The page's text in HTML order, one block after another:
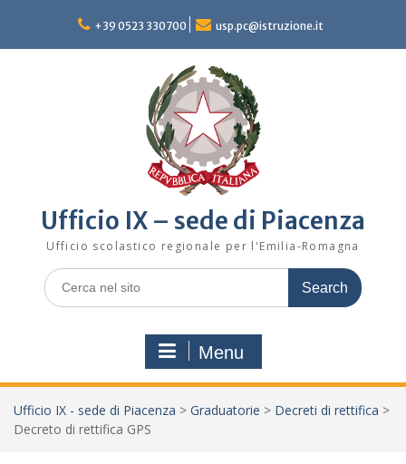
content
+39 0523 330700 usp.pc@istruzione.it
Ufficio IX – sede di Piacenza
Ufficio scolastico regionale per l'Emilia-Romagna
Search
for:
Menu
Ufficio IX - sede di Piacenza > Graduatorie > Decreti di rettifica >
Decreto di rettifica GPS